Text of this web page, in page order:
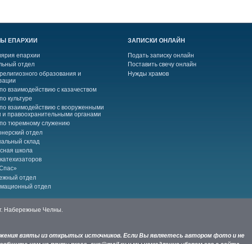
ЕПАРХИИ
епархии
отдел
образования и
взаимодействию с казачеством
культуре
взаимодействию с вооруженными
и правоохранительными органами
тюремному служению
отдел
склад
школа
отдел
отдел
ЗАПИСКИ ОНЛАЙН
Подать записку онлайн
Поставить свечу онлайн
Нужды храмов
Набережные Челны.
взяты из открытых источников. Если Вы являетесь автором фото и не